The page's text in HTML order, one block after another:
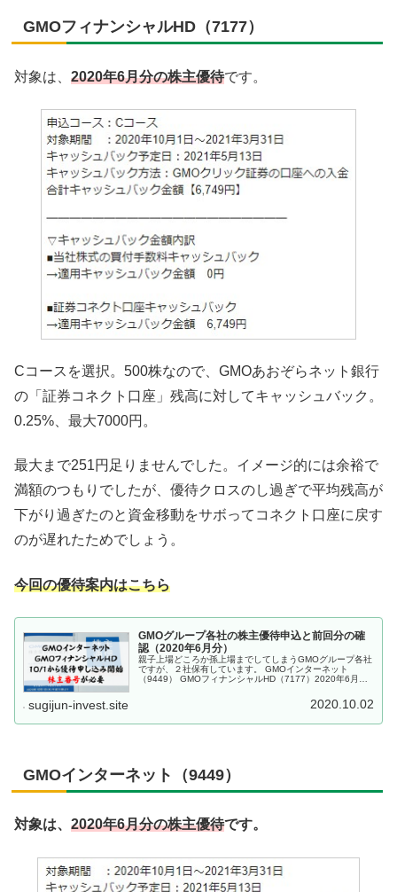
GMOフィナンシャルHD（7177）
対象は、 2020年6月分の株主優待です。
Cコースを選択。500株なので、GMOあおぞらネット銀行
の「証券コネクト口座」残高に対してキャッシュバック。
0.25%、最大7000円。
最大まで251円足りませんでした。イメージ的には余裕で
満額のつもりでしたが、優待クロスのし過ぎで平均残高が
下がり過ぎたのと資金移動をサボってコネクト口座に戻す
のが遅れたためでしょう。
今回の優待案内はこちら
GMOグループ各社の株主優待申込と前回分の確
認（2020年6月分）
親子上場どころか孫上場までしてしまうGMOグループ各社
ですが、２社保有しています。 GMOインターネット
（9449） GMOフィナンシャルHD（7177）2020年6月末
sugijun-invest.site 2020.10.02
GMOインターネット（9449）
対象は、 2020年6月分の株主優待です。